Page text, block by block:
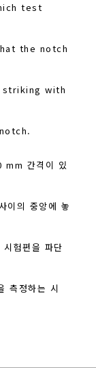
test
the notch
with
mm 간격이 있
이의 중앙에 놓
험편을 파단
측정하는 시